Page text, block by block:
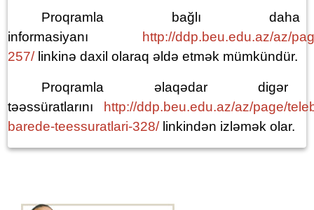
Proqramla bağlı
informasiyanı
http://ddp.beu.edu.az/az/
257/linkinə daxil olaraq əldə etmək mümkündür.
Proqramla əlaqədar digər
təəssüratlarını
http://ddp.beu.edu.az/az/page/
barede-teessuratlari-328/linkindən izləmək olar.